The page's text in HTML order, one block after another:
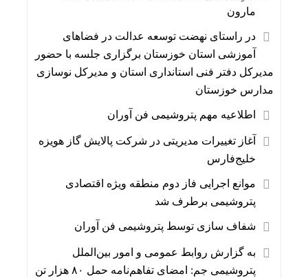
مارون
در راستای نهضت توسعه عدالت در فضاهای
آموزشی استان خوزستان برگزاری جلسه با حضور
مدیرکل دفتر فنی استانداری استان و مدیرکل نوسازی
مدارس خوزستان
اطلاعیه مهم پتروشیمی فن آوران
آغاز تغییرات مدیریتی در شرکت پالایش گاز هویزه
خلیج‌فارس
موانع اجرایی فاز دوم منطقه ویژه اقتصادی
پتروشیمی برطرف شد
شفاف سازی توسط پتروشیمی فن آوران
به گزارش روابط عمومی و امور بین‌الملل
پتروشیمی جم: امضای تفاهم‌نامه حمل ۸۰ هزار تن